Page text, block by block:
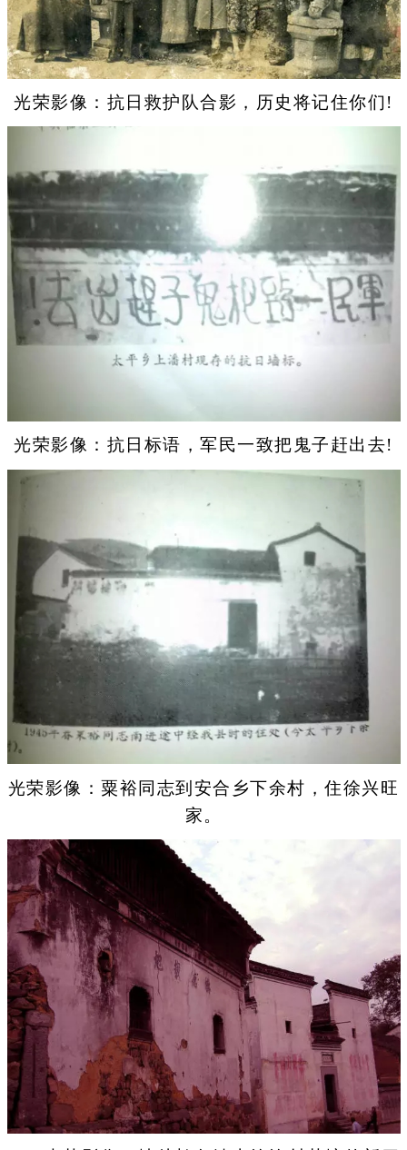
光荣影像：抗日救护队合影，历史将记住你们!
光荣影像：抗日标语，军民一致把鬼子赶出去!
光荣影像：粟裕同志到安合乡下余村，住徐兴旺
家。